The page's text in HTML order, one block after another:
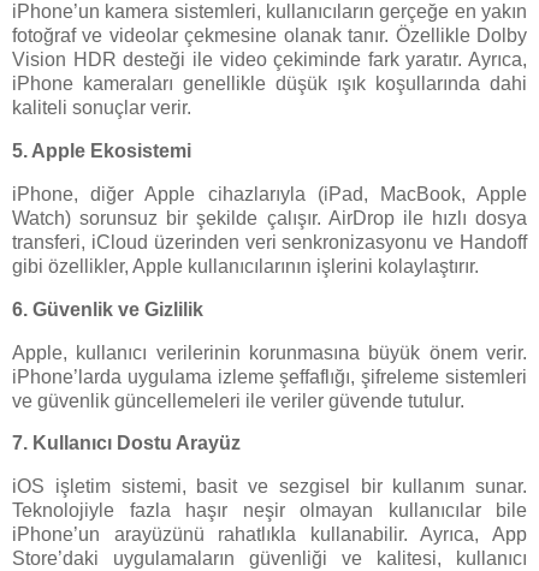
iPhone’un kamera sistemleri, kullanıcıların gerçeğe en yakın
fotoğraf ve videolar çekmesine olanak tanır. Özellikle Dolby
Vision HDR desteği ile video çekiminde fark yaratır. Ayrıca,
iPhone kameraları genellikle düşük ışık koşullarında dahi
kaliteli sonuçlar verir.
5. Apple Ekosistemi
iPhone, diğer Apple cihazlarıyla (iPad, MacBook, Apple
Watch) sorunsuz bir şekilde çalışır. AirDrop ile hızlı dosya
transferi, iCloud üzerinden veri senkronizasyonu ve Handoff
gibi özellikler, Apple kullanıcılarının işlerini kolaylaştırır.
6. Güvenlik ve Gizlilik
Apple, kullanıcı verilerinin korunmasına büyük önem verir.
iPhone’larda uygulama izleme şeffaflığı, şifreleme sistemleri
ve güvenlik güncellemeleri ile veriler güvende tutulur.
7. Kullanıcı Dostu Arayüz
iOS işletim sistemi, basit ve sezgisel bir kullanım sunar.
Teknolojiyle fazla haşır neşir olmayan kullanıcılar bile
iPhone’un arayüzünü rahatlıkla kullanabilir. Ayrıca, App
Store’daki uygulamaların güvenliği ve kalitesi, kullanıcı